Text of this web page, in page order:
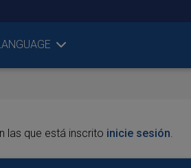
las que está inscrito inicie sesión.